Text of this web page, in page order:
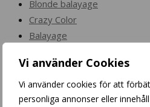
Vi använder Cookies
Vi använder cookies för att
personliga annonser eller
Blonde balayage
Crazy Color
Balayage
Gray Blending